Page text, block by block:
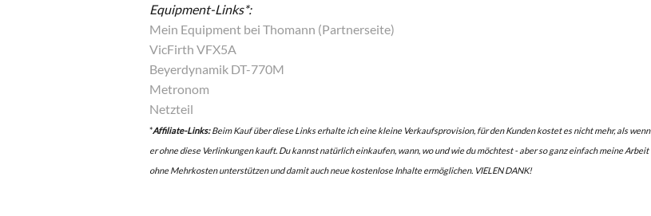
Equipment-Links*:
Mein Equipment bei Thomann (Partnerseite)
VicFirth VFX5A
Beyerdynamik DT-770M
Metronom
Netzteil
*Affiliate-Links:Beim Kauf über diese Links erhalte ich eine kleine Verkaufsprovision, für den Kunden kostet es nicht mehr, als wenn
er ohne diese Verlinkungen kauft. Du kannst natürlich einkaufen, wann, wo und wie du möchtest - aber so ganz einfach meine Arbeit
ohne Mehrkosten unterstützen und damit auch neue kostenlose Inhalte ermöglichen. VIELEN DANK!